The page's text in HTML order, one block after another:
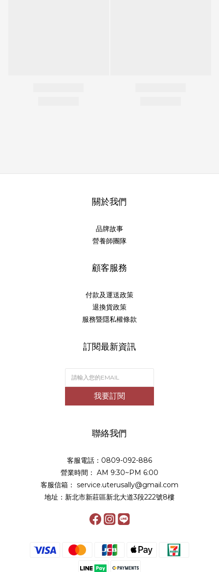
關於我們
品牌故事
營養師團隊
顧客服務
付款及運送政策
退換貨政策
服務暨隱私權條款
訂閱最新資訊
我要訂閱
聯絡我們
客服電話：0809-092-886
營業時間： AM 9:30~PM 6:00
客服信箱： service.uterusally@gmail.com
地址：新北市新莊區新北大道3段222號8樓